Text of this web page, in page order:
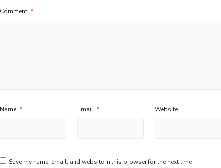
Comment *
Name * Email * Website
Save my name, email, and website in this browser for the next time I